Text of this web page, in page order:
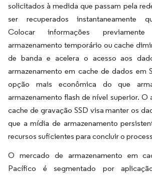
solicitados à medida que passam pela
ser recuperados instantaneamente
Colocar informações
armazenamento temporário ou cache
de banda e acelera o acesso aos
armazenamento em cache de dados em
opção mais econômica do que
armazenamento flash de nível superior. O
cache de gravação SSD visa manter os
que a mídia de armazenamento
recursos suficientes para concluir o
O mercado de armazenamento em
Pacífico é segmentado por aplicação